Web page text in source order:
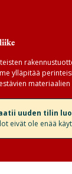
ylläpitää
materiaalien
uuden tilin
eivät ole enää